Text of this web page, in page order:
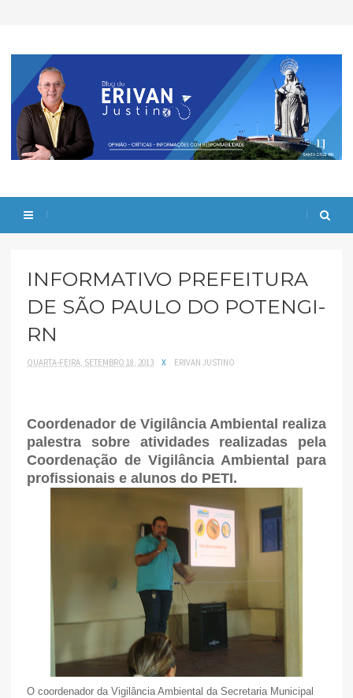
INFORMATIVO PREFEITURA
DE SÃO PAULO DO POTENGI-
RN
QUARTA-FEIRA, SETEMBRO 18, 2013 X ERIVAN JUSTINO
Coordenador de Vigilância Ambiental realiza
palestra sobre atividades realizadas pela
Coordenação de Vigilância Ambiental para
profissionais e alunos do PETI.
O coordenador da Vigilância Ambiental da Secretaria Municipal